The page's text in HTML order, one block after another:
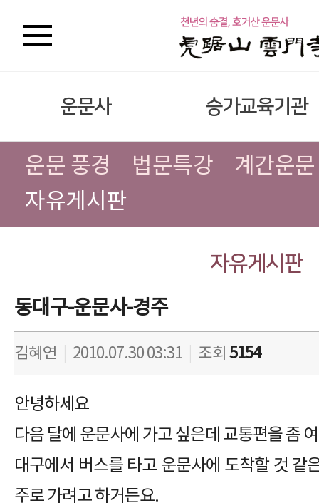
운문사 승가교육기관
운문 풍경 법문특강
계간운문
자유게시판
자유게시판
동대구-운문사-경주
김혜연 2010.07.30 03:31 조회 5154
안녕하세요
다음 달에 운문사에 가고 싶은데 교통편을 좀
대구에서 버스를 타고 운문사에 도착할 것 같
주로 가려고 하거든요.